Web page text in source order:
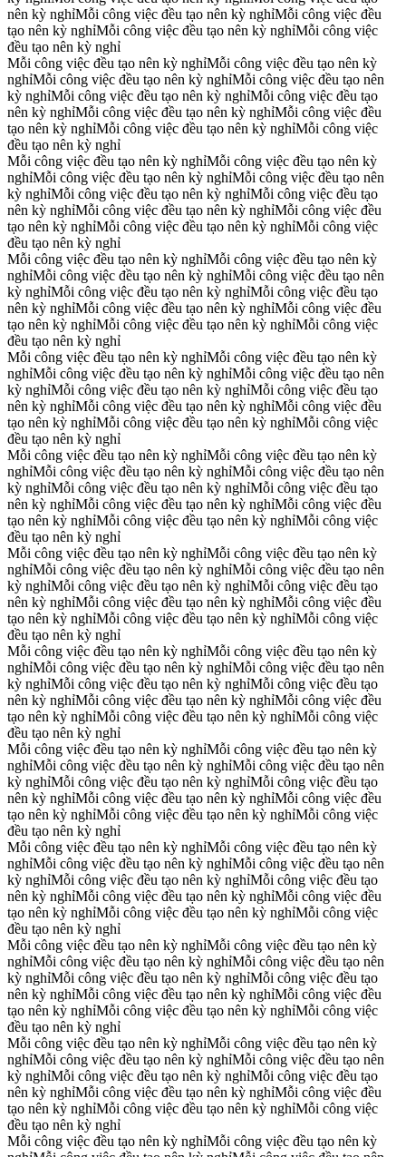
nên kỳ nghỉMỗi công việc đều tạo nên kỳ nghỉMỗi công việc đều
tạo nên kỳ nghỉMỗi công việc đều tạo nên kỳ nghỉMỗi công việc
đều tạo nên kỳ nghỉ
Mỗi công việc đều tạo nên kỳ nghỉMỗi công việc đều tạo nên kỳ
nghỉMỗi công việc đều tạo nên kỳ nghỉMỗi công việc đều tạo nên
kỳ nghỉMỗi công việc đều tạo nên kỳ nghỉMỗi công việc đều tạo
nên kỳ nghỉMỗi công việc đều tạo nên kỳ nghỉMỗi công việc đều
tạo nên kỳ nghỉMỗi công việc đều tạo nên kỳ nghỉMỗi công việc
đều tạo nên kỳ nghỉ
Mỗi công việc đều tạo nên kỳ nghỉMỗi công việc đều tạo nên kỳ
nghỉMỗi công việc đều tạo nên kỳ nghỉMỗi công việc đều tạo nên
kỳ nghỉMỗi công việc đều tạo nên kỳ nghỉMỗi công việc đều tạo
nên kỳ nghỉMỗi công việc đều tạo nên kỳ nghỉMỗi công việc đều
tạo nên kỳ nghỉMỗi công việc đều tạo nên kỳ nghỉMỗi công việc
đều tạo nên kỳ nghỉ
Mỗi công việc đều tạo nên kỳ nghỉMỗi công việc đều tạo nên kỳ
nghỉMỗi công việc đều tạo nên kỳ nghỉMỗi công việc đều tạo nên
kỳ nghỉMỗi công việc đều tạo nên kỳ nghỉMỗi công việc đều tạo
nên kỳ nghỉMỗi công việc đều tạo nên kỳ nghỉMỗi công việc đều
tạo nên kỳ nghỉMỗi công việc đều tạo nên kỳ nghỉMỗi công việc
đều tạo nên kỳ nghỉ
Mỗi công việc đều tạo nên kỳ nghỉMỗi công việc đều tạo nên kỳ
nghỉMỗi công việc đều tạo nên kỳ nghỉMỗi công việc đều tạo nên
kỳ nghỉMỗi công việc đều tạo nên kỳ nghỉMỗi công việc đều tạo
nên kỳ nghỉMỗi công việc đều tạo nên kỳ nghỉMỗi công việc đều
tạo nên kỳ nghỉMỗi công việc đều tạo nên kỳ nghỉMỗi công việc
đều tạo nên kỳ nghỉ
Mỗi công việc đều tạo nên kỳ nghỉMỗi công việc đều tạo nên kỳ
nghỉMỗi công việc đều tạo nên kỳ nghỉMỗi công việc đều tạo nên
kỳ nghỉMỗi công việc đều tạo nên kỳ nghỉMỗi công việc đều tạo
nên kỳ nghỉMỗi công việc đều tạo nên kỳ nghỉMỗi công việc đều
tạo nên kỳ nghỉMỗi công việc đều tạo nên kỳ nghỉMỗi công việc
đều tạo nên kỳ nghỉ
Mỗi công việc đều tạo nên kỳ nghỉMỗi công việc đều tạo nên kỳ
nghỉMỗi công việc đều tạo nên kỳ nghỉMỗi công việc đều tạo nên
kỳ nghỉMỗi công việc đều tạo nên kỳ nghỉMỗi công việc đều tạo
nên kỳ nghỉMỗi công việc đều tạo nên kỳ nghỉMỗi công việc đều
tạo nên kỳ nghỉMỗi công việc đều tạo nên kỳ nghỉMỗi công việc
đều tạo nên kỳ nghỉ
Mỗi công việc đều tạo nên kỳ nghỉMỗi công việc đều tạo nên kỳ
nghỉMỗi công việc đều tạo nên kỳ nghỉMỗi công việc đều tạo nên
kỳ nghỉMỗi công việc đều tạo nên kỳ nghỉMỗi công việc đều tạo
nên kỳ nghỉMỗi công việc đều tạo nên kỳ nghỉMỗi công việc đều
tạo nên kỳ nghỉMỗi công việc đều tạo nên kỳ nghỉMỗi công việc
đều tạo nên kỳ nghỉ
Mỗi công việc đều tạo nên kỳ nghỉMỗi công việc đều tạo nên kỳ
nghỉMỗi công việc đều tạo nên kỳ nghỉMỗi công việc đều tạo nên
kỳ nghỉMỗi công việc đều tạo nên kỳ nghỉMỗi công việc đều tạo
nên kỳ nghỉMỗi công việc đều tạo nên kỳ nghỉMỗi công việc đều
tạo nên kỳ nghỉMỗi công việc đều tạo nên kỳ nghỉMỗi công việc
đều tạo nên kỳ nghỉ
Mỗi công việc đều tạo nên kỳ nghỉMỗi công việc đều tạo nên kỳ
nghỉMỗi công việc đều tạo nên kỳ nghỉMỗi công việc đều tạo nên
kỳ nghỉMỗi công việc đều tạo nên kỳ nghỉMỗi công việc đều tạo
nên kỳ nghỉMỗi công việc đều tạo nên kỳ nghỉMỗi công việc đều
tạo nên kỳ nghỉMỗi công việc đều tạo nên kỳ nghỉMỗi công việc
đều tạo nên kỳ nghỉ
Mỗi công việc đều tạo nên kỳ nghỉMỗi công việc đều tạo nên kỳ
nghỉMỗi công việc đều tạo nên kỳ nghỉMỗi công việc đều tạo nên
kỳ nghỉMỗi công việc đều tạo nên kỳ nghỉMỗi công việc đều tạo
nên kỳ nghỉMỗi công việc đều tạo nên kỳ nghỉMỗi công việc đều
tạo nên kỳ nghỉMỗi công việc đều tạo nên kỳ nghỉMỗi công việc
đều tạo nên kỳ nghỉ
Mỗi công việc đều tạo nên kỳ nghỉMỗi công việc đều tạo nên kỳ
nghỉMỗi công việc đều tạo nên kỳ nghỉMỗi công việc đều tạo nên
kỳ nghỉMỗi công việc đều tạo nên kỳ nghỉMỗi công việc đều tạo
nên kỳ nghỉMỗi công việc đều tạo nên kỳ nghỉMỗi công việc đều
tạo nên kỳ nghỉMỗi công việc đều tạo nên kỳ nghỉMỗi công việc
đều tạo nên kỳ nghỉ
Mỗi công việc đều tạo nên kỳ nghỉMỗi công việc đều tạo nên kỳ